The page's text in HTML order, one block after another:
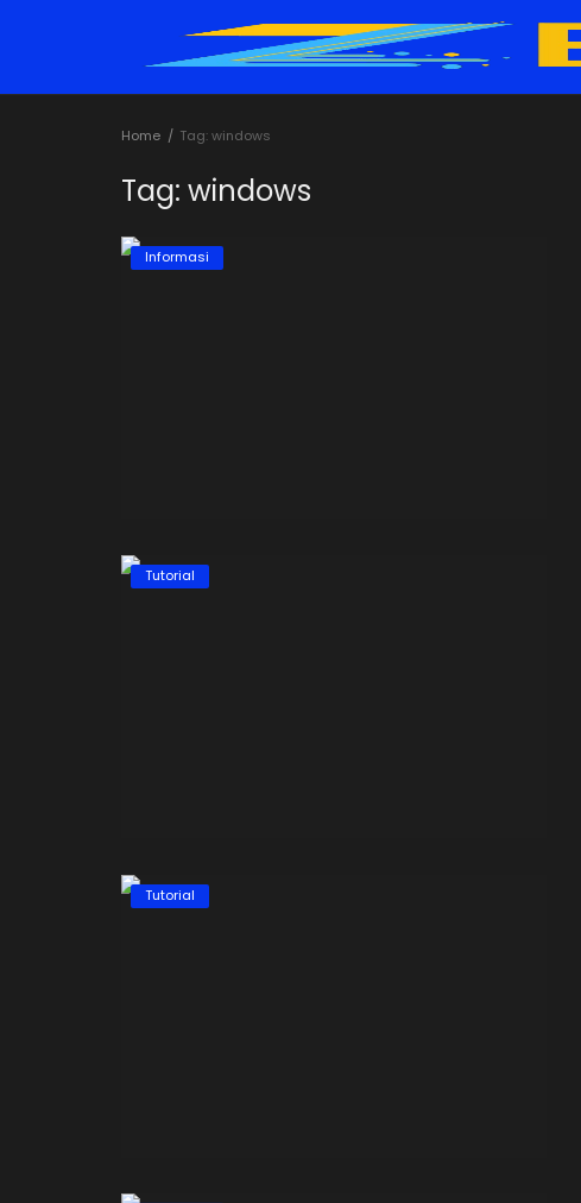
Home Tag: windows
Tag: windows
Informasi
Tutorial
Tutorial